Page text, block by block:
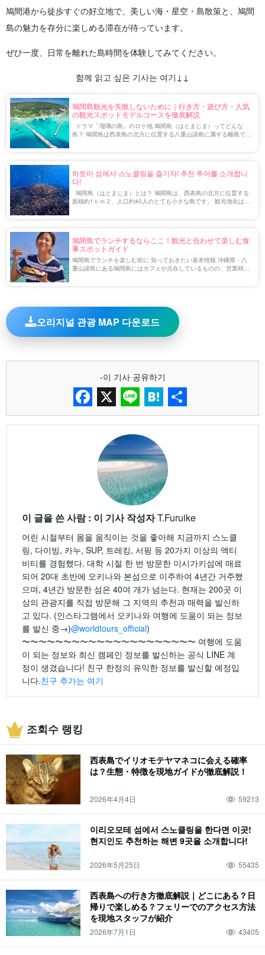
鳩間港から徒歩すぐの好立地で、美しい海・星空・島散策と、鳩間
島の魅力を存分に楽しめる滞在が待っています。
ぜひ一度、日常を離れた島時間を体験してみてください。
함께 읽고 싶은 기사는 여기↓↓
鳩間島観光を失敗しないために｜行き方・遊び方・人気
の観光スポットモデルコースを徹底解説
ドラマ「瑠璃の島」のロケ地 鳩間島（はとまじま）ってどんな
島？ 鳩間島は西表島の北方に位置する八重山諸島に属する離島で
하토마 섬에서 스노클링을 즐기자! 추천 투어를 소개합니
다!
鳩間島（はとまじま）とは？ 鳩間島は、西表島の北方に位置する
面積約1ｋｍ２、人口約40人のとても小さな島です。 観光地化はし
鳩間島でランチするならここ！観光と合わせて楽しむ食
事スポットガイド
鳩間島でランチを楽しむ前に 知っておきたい基本情報 沖縄県・八
重山諸島にある鳩間島にはカフェが点在しているものの、営業時間
오리지널 관광 MAP 다운로드
-이 기사 공유하기
Facebook
X Line HatenaShare
이 글을 쓴 사람 : 이 기사 작성자T.Furuike
어린 시절부터 몸을 움직이는 것을 좋아해 지금까지 스노클
링, 다이빙, 카누, SUP, 트레킹, 서핑 등 20가지 이상의 액티
비티를 경험했다. 대학 시절 한 번 방문한 이시가키섬에 매료
되어 20대 초반에 오키나와 본섬으로 이주하여 4년간 거주했
으며, 4년간 방문한 섬은 40여 개가 넘는다. 현재는 200곳 이
상의 관광지를 직접 방문해 그 지역의 추천과 매력을 발신하
고 있다. (인스타그램에서 오키나와 여행에 도움이 되는 정보
를 발신 중→)@worldtours_official)
〜〜〜〜〜〜〜〜〜〜〜〜〜〜〜〜〜〜〜〜〜 여행에 도움
이 되는 정보와 최신 캠페인 정보를 발신하는 공식 LINE 계
정이 생겼습니다! 친구 한정의 유익한 정보를 발신할 예정입
니다.친구 추가는 여기
조회수 랭킹
西表島でイリオモテヤマネコに会える確率
は？生態・特徴を現地ガイドが徹底解説！
2026年4月4日 59213
이리오모테 섬에서 스노클링을 한다면 이곳!
현지인도 추천하는 해변 9곳을 소개합니다!
2026年5月25日 55435
西表島への行き方徹底解説｜どこにある？日
帰りで楽しめる？フェリーでのアクセス方法
を現地スタッフが紹介
2026年7月1日 43405